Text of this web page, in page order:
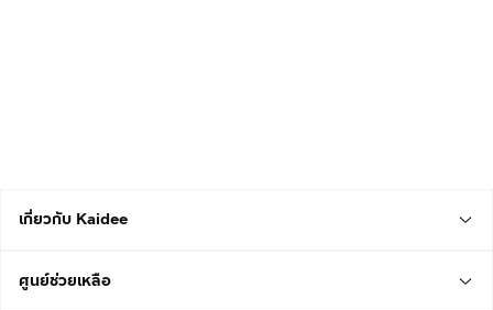
เกี่ยวกับ Kaidee
ศูนย์ช่วยเหลือ